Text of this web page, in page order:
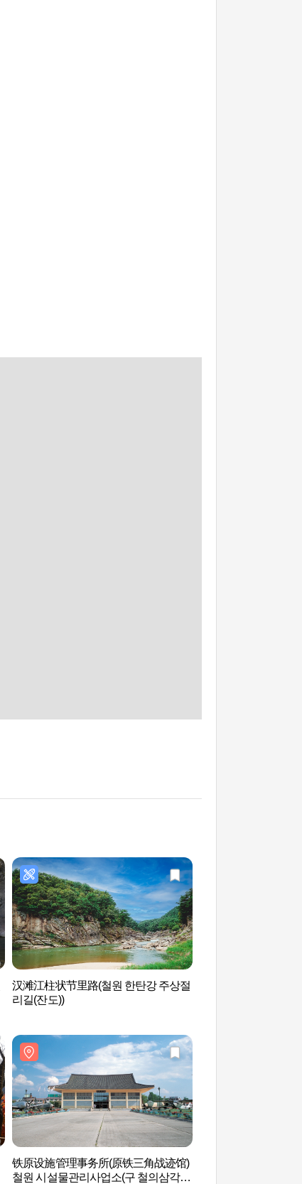
汉滩江柱状节里路(철원 한탄강 주상절
리길(잔도))
铁原设施管理事务所(原铁三角战迹馆)
철원 시설물관리사업소(구 철의삼각전